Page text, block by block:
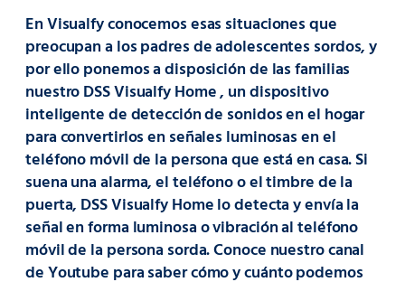
En Visualfy conocemos esas situaciones que
preocupan a los padres de adolescentes sordos, y
por ello ponemos a disposición de las familias
nuestro DSS Visualfy Home , un dispositivo
inteligente de detección de sonidos en el hogar
para convertirlos en señales luminosas en el
teléfono móvil de la persona que está en casa. Si
suena una alarma, el teléfono o el timbre de la
puerta, DSS Visualfy Home lo detecta y envía la
señal en forma luminosa o vibración al teléfono
móvil de la persona sorda. Conoce nuestro canal
de Youtube para saber cómo y cuánto podemos